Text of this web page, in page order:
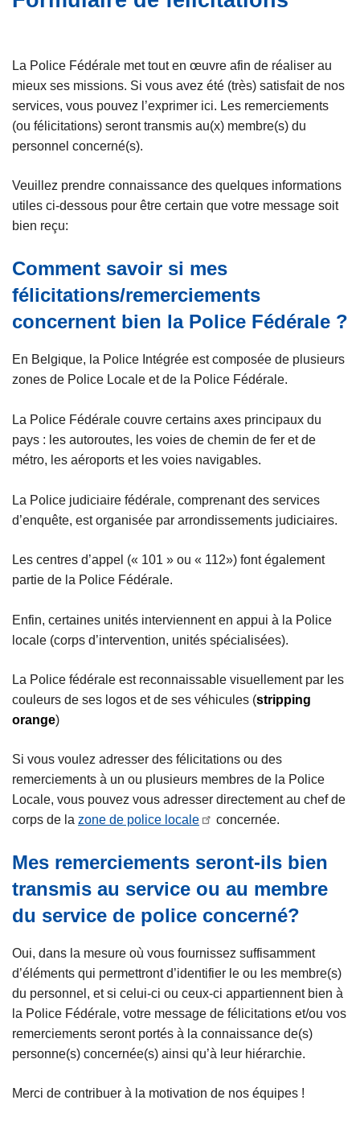
e
La Police Fédérale met tout en œuvre afin de réaliser au
mieux ses missions. Si vous avez été (très) satisfait de nos
services, vous pouvez l’exprimer ici. Les remerciements
(ou félicitations) seront transmis au(x) membre(s) du
personnel concerné(s).
Veuillez prendre connaissance des quelques informations
utiles ci-dessous pour être certain que votre message soit
bien reçu:
Comment savoir si mes
félicitations/remerciements
concernent bien la Police Fédérale ?
En Belgique, la Police Intégrée est composée de plusieurs
zones de Police Locale et de la Police Fédérale.
La Police Fédérale couvre certains axes principaux du
pays : les autoroutes, les voies de chemin de fer et de
métro, les aéroports et les voies navigables.
La Police judiciaire fédérale, comprenant des services
d’enquête, est organisée par arrondissements judiciaires.
Les centres d’appel (« 101 » ou « 112») font également
partie de la Police Fédérale.
Enfin, certaines unités interviennent en appui à la Police
locale (corps d’intervention, unités spécialisées).
La Police fédérale est reconnaissable visuellement par les
couleurs de ses logos et de ses véhicules (stripping
orange)
Si vous voulez adresser des félicitations ou des
remerciements à un ou plusieurs membres de la Police
Locale, vous pouvez vous adresser directement au chef de
corps de la zone de police locale concernée.
Mes remerciements seront-ils bien
transmis au service ou au membre
du service de police concerné?
Oui, dans la mesure où vous fournissez suffisamment
d’éléments qui permettront d’identifier le ou les membre(s)
du personnel, et si celui-ci ou ceux-ci appartiennent bien à
la Police Fédérale, votre message de félicitations et/ou vos
remerciements seront portés à la connaissance de(s)
personne(s) concernée(s) ainsi qu’à leur hiérarchie.
Merci de contribuer à la motivation de nos équipes !